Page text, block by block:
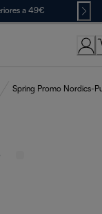
a 49€
Spring Promo Nordics-